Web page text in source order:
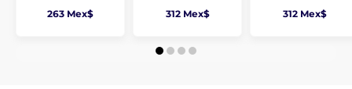
263 Mex$ 312 Mex$ 312 Mex$